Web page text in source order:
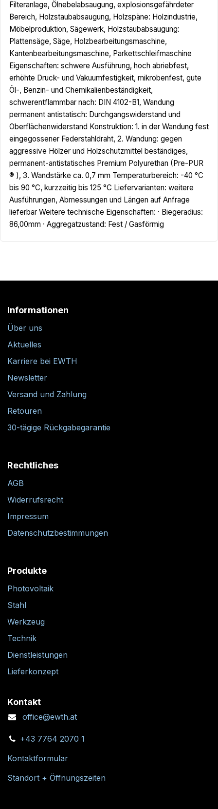
Filteranlage, Ölnebelabsaugung, explosionsgefährdeter
Bereich, Holzstaubabsaugung, Holzspäne: Holzindustrie,
Möbelproduktion, Sägewerk, Holzstaubabsaugung:
Plattensäge, Säge, Holzbearbeitungsmaschine,
Kantenbearbeitungsmaschine, Parkettschleifmaschine
Eigenschaften: schwere Ausführung, hoch abriebfest,
erhöhte Druck- und Vakuumfestigkeit, mikrobenfest, gute
Öl-, Benzin- und Chemikalienbeständigkeit,
schwerentflammbar nach: DIN 4102-B1, Wandung
permanent antistatisch: Durchgangswiderstand und
Oberflächenwiderstand Konstruktion: 1. in der Wandung fest
eingegossener Federstahldraht, 2. Wandung: gegen
aggressive Hölzer und Holzschutzmittel beständiges,
permanent-antistatisches Premium Polyurethan (Pre-PUR
® ), 3. Wandstärke ca. 0,7 mm Temperaturbereich: -40 °C
bis 90 °C, kurzzeitig bis 125 °C Liefervarianten: weitere
Ausführungen, Abmessungen und Längen auf Anfrage
lieferbar Weitere technische Eigenschaften: · Biegeradius:
86,00mm · Aggregatzustand: Fest / Gasförmig
Informationen
Über uns
Aktuelles
Karriere bei EWTH
Newsletter
Versand und Zahlung
Retouren
30-tägige Rückgabegarantie
Rechtliches
AGB
Widerrufsrecht
Impressum
Datenschutzbestimmungen
Produkte
Photovoltaik
Stahl
Werkzeug
Technik
Dienstleistungen
Lieferkonzept
Kontakt
office@ewth.at
+43 7764 2070 1
Kontaktformular
Standort + Öffnungszeiten